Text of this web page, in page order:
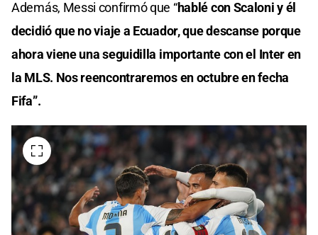
Además, Messi confirmó que “hablé con Scaloni y él
decidió que no viaje a Ecuador, que descanse porque
ahora viene una seguidilla importante con el Inter en
la MLS. Nos reencontraremos en octubre en fecha
Fifa”.